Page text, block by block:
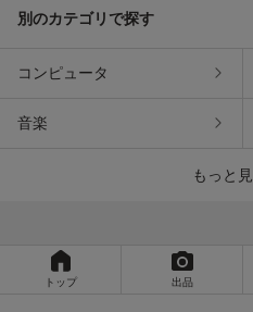
別のカテゴリで探す
コンピュータ
音楽
もっと
トップ 出品